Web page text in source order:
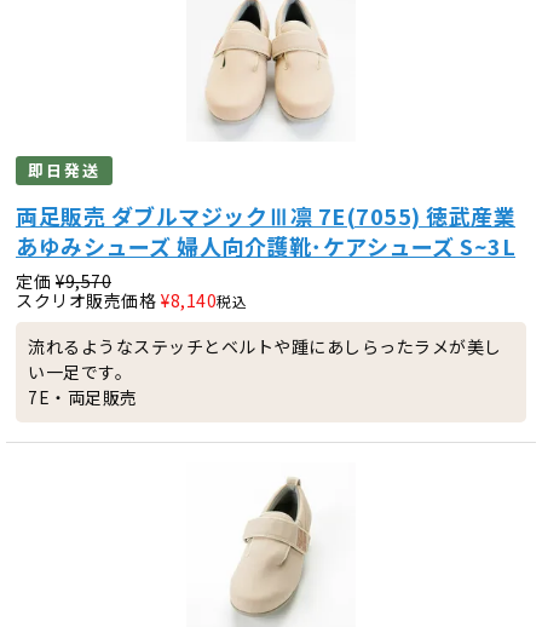
即日発送
両足販売 ダブルマジックⅢ凛 7E(7055) 徳武産業
あゆみシューズ 婦人向介護靴･ケアシューズ S~3L
定価 ¥9,570
スクリオ販売価格 ¥8,140税込
流れるようなステッチとベルトや踵にあしらったラメが美し
い一足です。
7E・両足販売